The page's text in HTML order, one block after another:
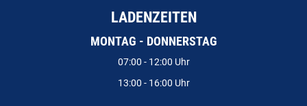
LADENZEITEN
MONTAG - DONNERSTAG
07:00 - 12:00 Uhr
13:00 - 16:00 Uhr